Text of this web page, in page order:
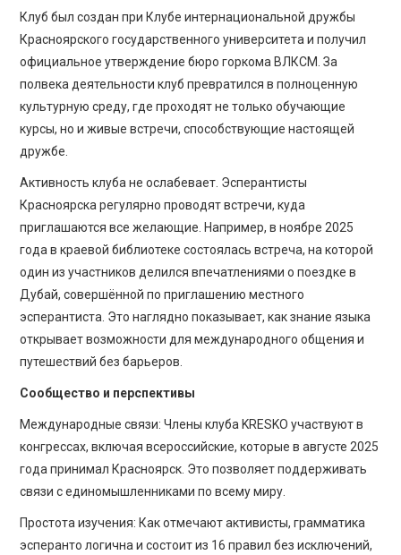
Клуб был создан при Клубе интернациональной дружбы
Красноярского государственного университета и получил
официальное утверждение бюро горкома ВЛКСМ. За
полвека деятельности клуб превратился в полноценную
культурную среду, где проходят не только обучающие
курсы, но и живые встречи, способствующие настоящей
дружбе.
Активность клуба не ослабевает. Эсперантисты
Красноярска регулярно проводят встречи, куда
приглашаются все желающие. Например, в ноябре 2025
года в краевой библиотеке состоялась встреча, на которой
один из участников делился впечатлениями о поездке в
Дубай, совершённой по приглашению местного
эсперантиста. Это наглядно показывает, как знание языка
открывает возможности для международного общения и
путешествий без барьеров.
Сообщество и перспективы
Международные связи: Члены клуба KRESKO участвуют в
конгрессах, включая всероссийские, которые в августе 2025
года принимал Красноярск. Это позволяет поддерживать
связи с единомышленниками по всему миру.
Простота изучения: Как отмечают активисты, грамматика
эсперанто логична и состоит из 16 правил без исключений,